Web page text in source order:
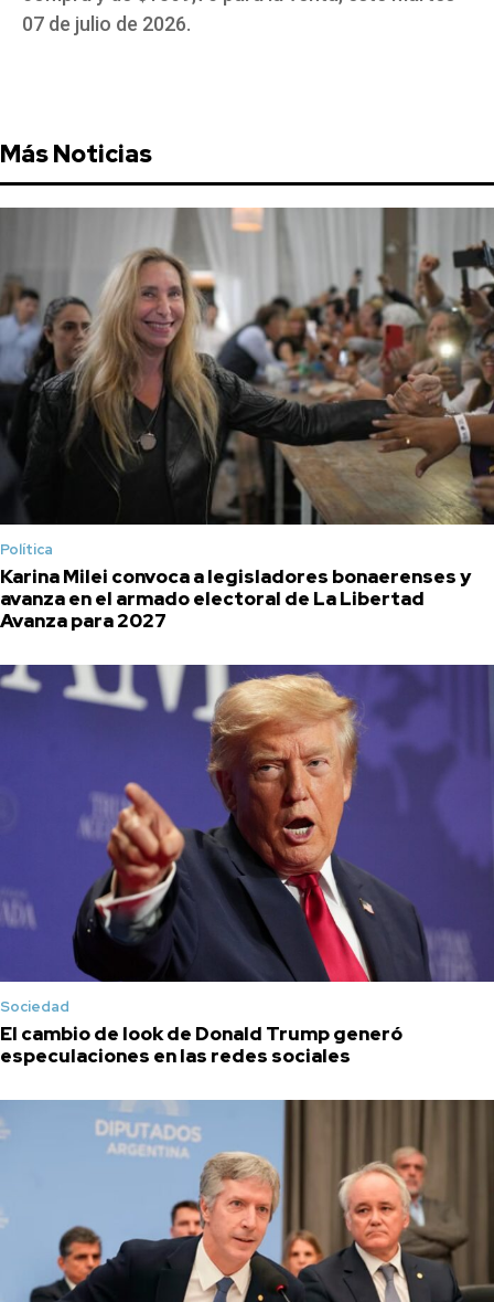
07 de julio de 2026.
Más Noticias
Política
Karina Milei convoca a legisladores bonaerenses y
avanza en el armado electoral de La Libertad
Avanza para 2027
Sociedad
El cambio de look de Donald Trump generó
especulaciones en las redes sociales